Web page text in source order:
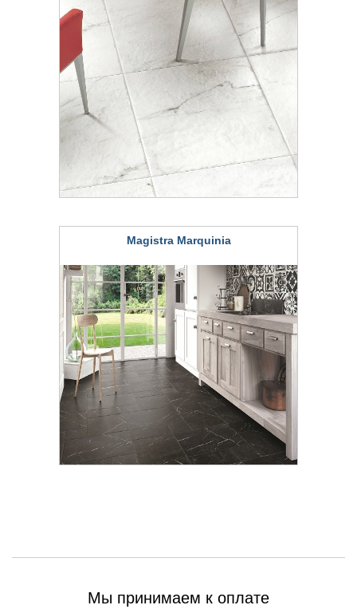
Magistra Marquinia
Мы принимаем к оплате